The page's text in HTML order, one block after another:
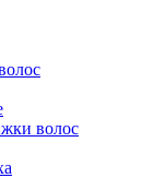
волос